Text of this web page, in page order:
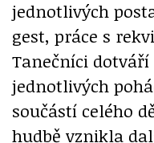
jednotlivých
gest, práce s
Tanečníci
jednotlivých
součástí celého
hudbě vznikla